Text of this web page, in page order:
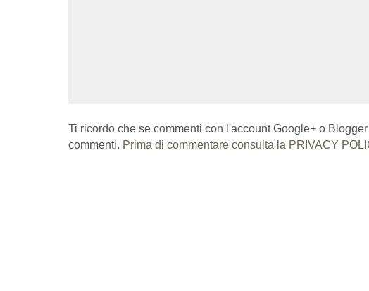
Ti ricordo che se commenti con l'account Google+ o
commenti. Prima di commentare consulta la PRIVACY